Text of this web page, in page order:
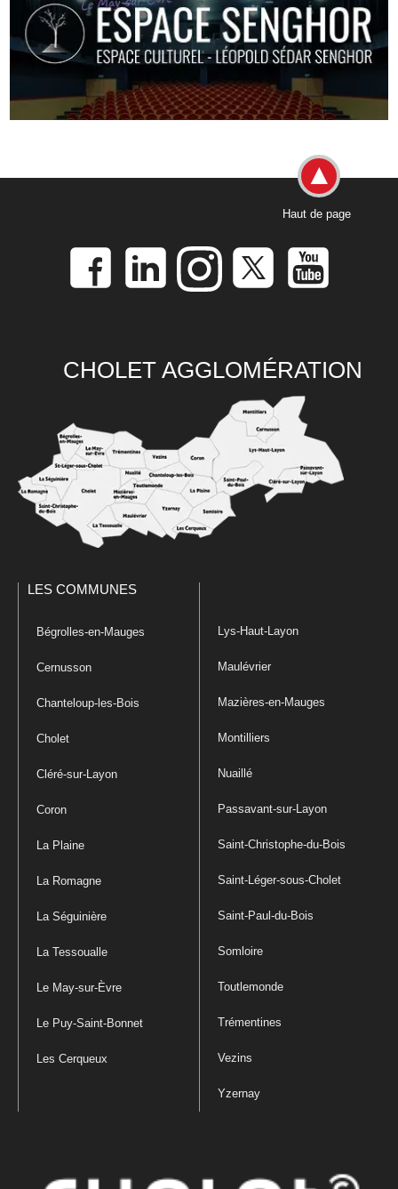
Haut de page
CHOLET AGGLOMÉRATION
LES COMMUNES
Bégrolles-en-Mauges
Cernusson
Chanteloup-les-Bois
Cholet
Cléré-sur-Layon
Coron
La Plaine
La Romagne
La Séguinière
La Tessoualle
Le May-sur-Èvre
Le Puy-Saint-Bonnet
Les Cerqueux
Lys-Haut-Layon
Maulévrier
Mazières-en-Mauges
Montilliers
Nuaillé
Passavant-sur-Layon
Saint-Christophe-du-Bois
Saint-Léger-sous-Cholet
Saint-Paul-du-Bois
Somloire
Toutlemonde
Trémentines
Vezins
Yzernay